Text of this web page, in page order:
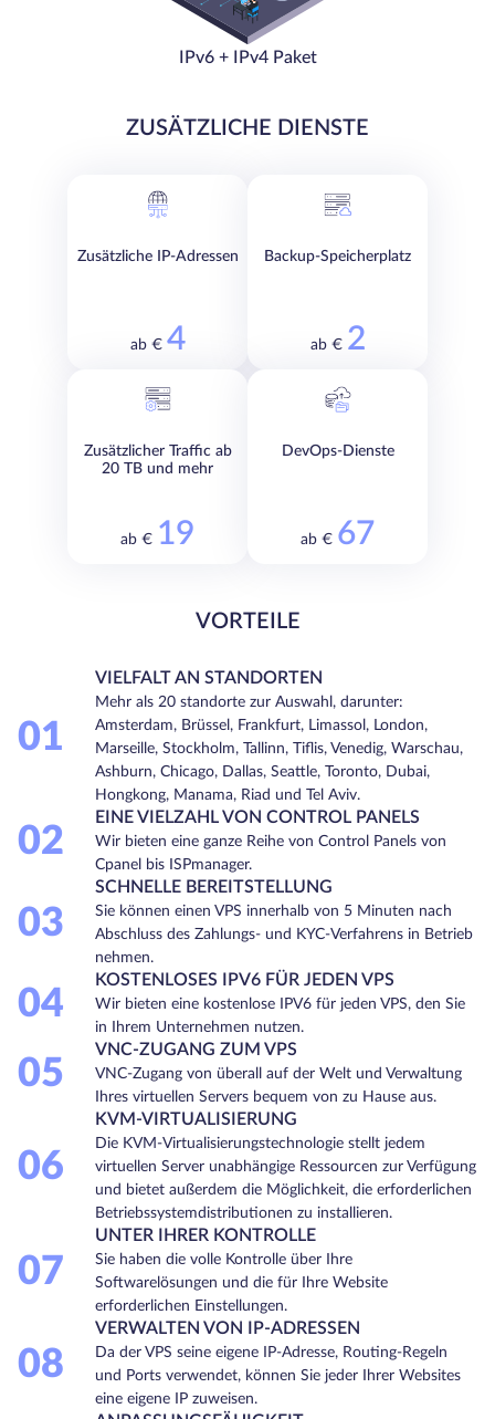
IPv6 + IPv4 Paket
ZUSÄTZLICHE DIENSTE
Zusätzliche IP-Adressen
ab € 4
Backup-Speicherplatz
ab € 2
Zusätzlicher Traffic ab
20 TB und mehr
ab € 19
DevOps-Dienste
ab € 67
VORTEILE
01
VIELFALT AN STANDORTEN
Mehr als 20 standorte zur Auswahl, darunter:
Amsterdam, Brüssel, Frankfurt, Limassol, London,
Marseille, Stockholm, Tallinn, Tiflis, Venedig, Warschau,
Ashburn, Chicago, Dallas, Seattle, Toronto, Dubai,
Hongkong, Manama, Riad und Tel Aviv.
02
EINE VIELZAHL VON CONTROL PANELS
Wir bieten eine ganze Reihe von Control Panels von
Cpanel bis ISPmanager.
03
SCHNELLE BEREITSTELLUNG
Sie können einen VPS innerhalb von 5 Minuten nach
Abschluss des Zahlungs- und KYC-Verfahrens in Betrieb
nehmen.
04
KOSTENLOSES IPV6 FÜR JEDEN VPS
Wir bieten eine kostenlose IPV6 für jeden VPS, den Sie
in Ihrem Unternehmen nutzen.
05
VNC-ZUGANG ZUM VPS
VNC-Zugang von überall auf der Welt und Verwaltung
Ihres virtuellen Servers bequem von zu Hause aus.
06
KVM-VIRTUALISIERUNG
Die KVM-Virtualisierungstechnologie stellt jedem
virtuellen Server unabhängige Ressourcen zur Verfügung
und bietet außerdem die Möglichkeit, die erforderlichen
Betriebssystemdistributionen zu installieren.
07
UNTER IHRER KONTROLLE
Sie haben die volle Kontrolle über Ihre
Softwarelösungen und die für Ihre Website
erforderlichen Einstellungen.
08
VERWALTEN VON IP-ADRESSEN
Da der VPS seine eigene IP-Adresse, Routing-Regeln
und Ports verwendet, können Sie jeder Ihrer Websites
eine eigene IP zuweisen.